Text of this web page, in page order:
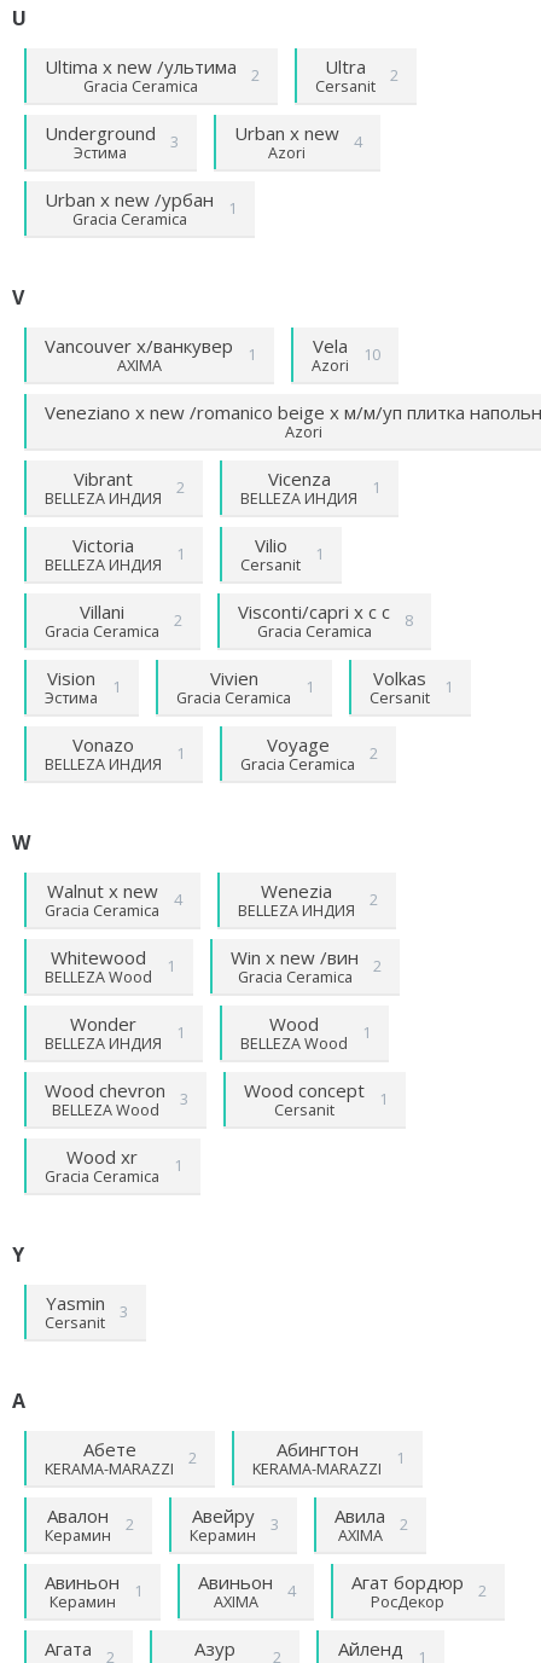
U
Ultima х new /ультима
Gracia Ceramica
2 Ultra
Cersanit
2
Underground
Эстима
3 Urban х new
Azori
4
Urban х new /урбан
Gracia Ceramica
1
V
Vancouver х/ванкувер
AXIMA
1 Vela
Azori
10
Veneziano х new /romanico beige х м/м/уп плитка
Azori
Vibrant
BELLEZA ИНДИЯ
2 Vicenza
BELLEZA ИНДИЯ
1
Victoria
BELLEZA ИНДИЯ
1 Vilio
Cersanit
1
Villani
Gracia Ceramica
2 Visconti/capri х с с
Gracia Ceramica
8
Vision
Эстима
1 Vivien
Gracia Ceramica
1 Volkas
Cersanit
1
Vonazo
BELLEZA ИНДИЯ
1 Voyage
Gracia Ceramica
2
W
Walnut х new
Gracia Ceramica
4 Wenezia
BELLEZA ИНДИЯ
2
Whitewood
BELLEZA Wood
1 Win х new /вин
Gracia Ceramica
2
Wonder
BELLEZA ИНДИЯ
1 Wood
BELLEZA Wood
1
Wood chevron
BELLEZA Wood
3 Wood concept
Cersanit
1
Wood хr
Gracia Ceramica
1
Y
Yasmin
Cersanit
3
А
Абете
KЕRАМА-МАRАZZI
2 Абингтон
KЕRАМА-МАRАZZI
1
Авалон
Керамин
2 Авейру
Керамин
3 Авила
AXIMA
2
Авиньон
Керамин
1 Авиньон
AXIMA
4 Агат бордюр
РосДекор
2
Агата 2 Азур 2 Айленд 1